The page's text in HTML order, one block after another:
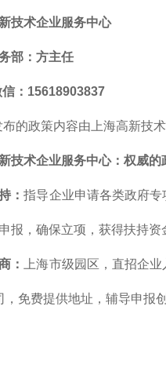
新技术企业服务中心
部 ：方主任
信：15618903837
的政策内容由上海高新技
新技术企业服务中心：权威
：指导企业申请各类政府
报，确保立项，获得扶持资
： 上海市级园区，直招企
，免费提供地址，辅导申报